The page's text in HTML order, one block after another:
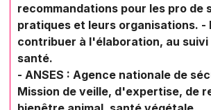
recommandations pour les pro
pratiques et leurs organisations. -
contribuer à l'élaboration, au
santé.
- ANSES : Agence nationale de
Mission de veille, d'expertise, de